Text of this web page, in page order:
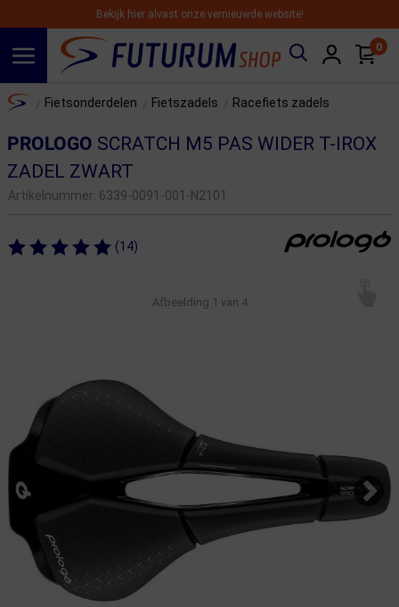
Bekijk hier alvast onze vernieuwde website!
0
Home Fietsonderdelen Fietszadels Racefiets zadels
PROLOGO SCRATCH M5 PAS WIDER T-IROX
ZADEL ZWART
Artikelnummer: 6339-0091-001-N2101
(14)
Afbeelding 1 van 4